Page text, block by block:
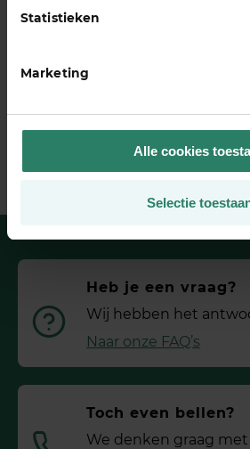
Statistieken
Marketing
Alle cookies
Selectie
Heb je een vraag?
Wij hebben het
Naar onze FAQ’s
Toch even bellen?
We denken graag